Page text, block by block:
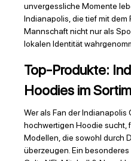
unvergessliche Momente
Indianapolis, die tief mit dem
Mannschaft nicht nur als
lokalen Identität
Top-Produkte:
Hoodies im
Wer als Fan der Indianapolis
hochwertigen Hoodie sucht,
Modellen, die sowohl durch
überzeugen. Ein